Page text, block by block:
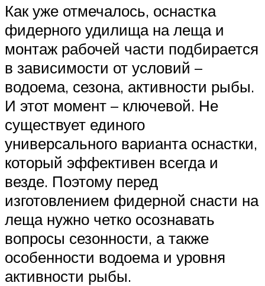
Как уже отмечалось, оснастка
фидерного удилища на леща и
монтаж рабочей части подбирается
в зависимости от условий –
водоема, сезона, активности рыбы.
И этот момент – ключевой. Не
существует единого
универсального варианта оснастки,
который эффективен всегда и
везде. Поэтому перед
изготовлением фидерной снасти на
леща нужно четко осознавать
вопросы сезонности, а также
особенности водоема и уровня
активности рыбы.